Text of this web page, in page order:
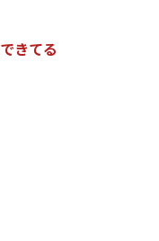
できてる